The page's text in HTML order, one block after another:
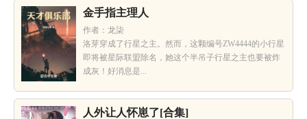
金手指主理人
作者：龙柒
洛芽穿成了行星之主。然而，这颗编号ZW4444的小行星
即将被星际联盟除名，她这个半吊子行星之主也要被炸
成灰！好消息是...
人外让人怀崽了[合集]